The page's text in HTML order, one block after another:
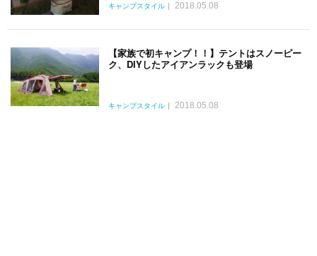
キャンプスタイル 2018.05.08
【家族で初キャンプ！！】テントはスノーピー
ク、DIYしたアイアンラックも登場
キャンプスタイル 2018.05.08